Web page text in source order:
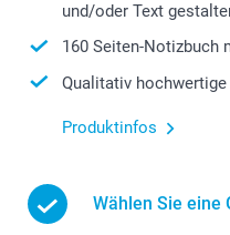
und/oder Text
160 Seiten-Notizbuch
Qualitativ
Produktinfos
Wählen Sie eine